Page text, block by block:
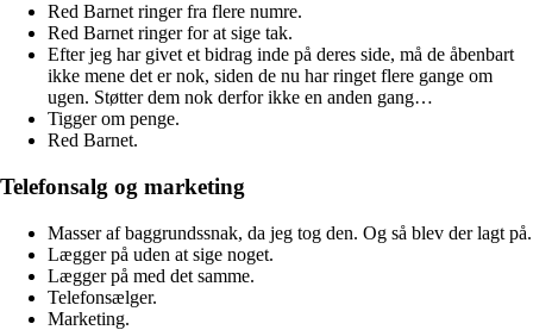
Red Barnet ringer fra flere numre.
Red Barnet ringer for at sige tak.
Efter jeg har givet et bidrag inde på deres side, må de åbenbart
ikke mene det er nok, siden de nu har ringet flere gange om
ugen. Støtter dem nok derfor ikke en anden gang…
Tigger om penge.
Red Barnet.
Telefonsalg og marketing
Masser af baggrundssnak, da jeg tog den. Og så blev der lagt på.
Lægger på uden at sige noget.
Lægger på med det samme.
Telefonsælger.
Marketing.